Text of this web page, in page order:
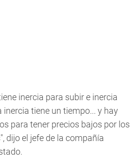
inercia para subir e inercia
inercia tiene un tiempo... y hay
para tener precios bajos por los
dijo el jefe de la compañía